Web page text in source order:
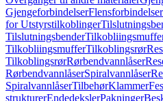
GjengeforbindelserFlensforbindelser
for Utstyrstilkoblinger
Tilslutningsbender
TilkobliingsmufferTilkoblingsrør
TilkoblingsrørRørbendvannlåser
RørbendvannlåserSpiralvannlåser
SpiralvannlåserTilbehørKlammer
strukturerEndedekslerPakninger